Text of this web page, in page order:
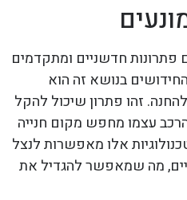
פתרונות חדשניים ומתקדמים
בנושא זה הוא
זהו פתרון שיכול להקל
עצמו מחפש מקום חנייה
אלו מאפשרות לנצל
מה שמאפשר להגדיל את